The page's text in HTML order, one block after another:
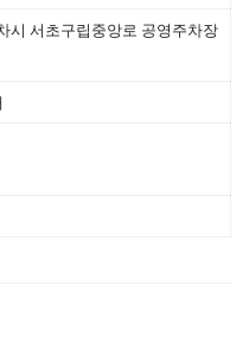
시 서초구립중앙로 공영주차장